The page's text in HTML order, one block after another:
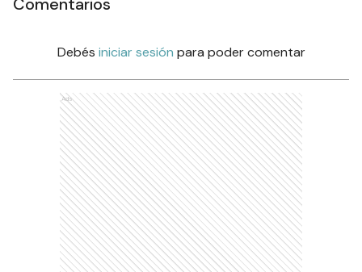
Debés iniciar sesión para poder comentar
Ads